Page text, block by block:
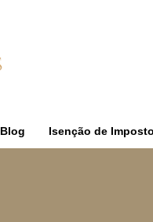
Blog Isenção de